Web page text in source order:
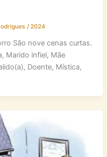
/2024
São nove cenas curtas.
Marido infiel, Mãe
Doente, Mística,